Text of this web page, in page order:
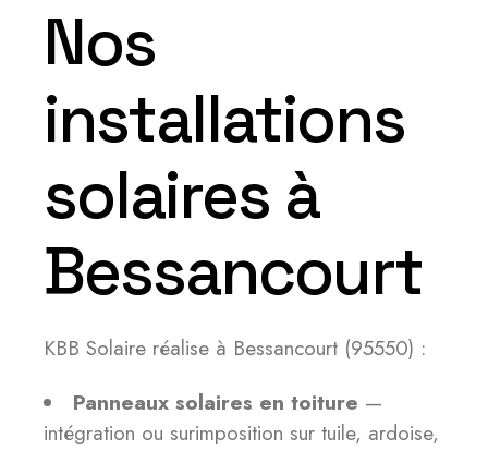
Nos
installations
solaires à
Bessancourt
KBB Solaire réalise à Bessancourt (95550) :
Panneaux solaires en toiture —
intégration ou surimposition sur tuile, ardoise,